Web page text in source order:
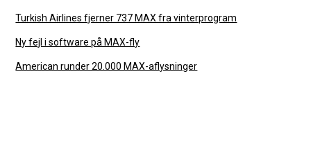
Turkish Airlines fjerner 737 MAX fra vinterprogram
Ny fejl i software på MAX-fly
American runder 20.000 MAX-aflysninger